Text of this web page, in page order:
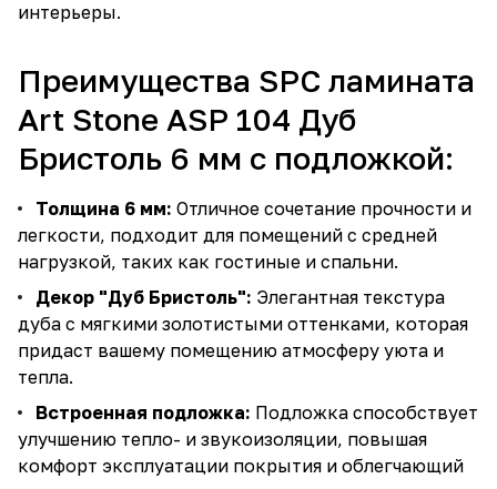
интерьеры.
Преимущества SPC ламината
Art Stone ASP 104 Дуб
Бристоль 6 мм с подложкой:
Толщина 6 мм: Отличное сочетание прочности и
легкости, подходит для помещений с средней
нагрузкой, таких как гостиные и спальни.
Декор "Дуб Бристоль": Элегантная текстура
дуба с мягкими золотистыми оттенками, которая
придаст вашему помещению атмосферу уюта и
тепла.
Встроенная подложка: Подложка способствует
улучшению тепло- и звукоизоляции, повышая
комфорт эксплуатации покрытия и облегчающий